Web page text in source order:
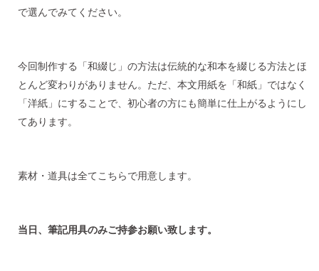
で選んでみてください。
今回制作する「和綴じ」の方法は伝統的な和本を綴じる方法とほ
とんど変わりがありません。ただ、本文用紙を「和紙」ではなく
「洋紙」にすることで、初心者の方にも簡単に仕上がるようにし
てあります。
素材・道具は全てこちらで用意します。
当日、筆記用具のみご持参お願い致します。